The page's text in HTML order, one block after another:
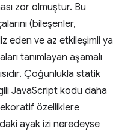
zor olmuştur. Bu
(bileşenler,
eden ve az etkileşimli ya
tanımlayan aşamalı
Çoğunlukla statik
JavaScript kodu daha
özelliklere
ayak izi neredeyse